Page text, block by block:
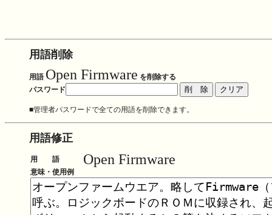
用語削除
用語 Open Firmware を削除する
パスワード
■管理者パスワードで全ての用語を削除できます。
用語修正
用 語 Open Firmware
意味・使用例